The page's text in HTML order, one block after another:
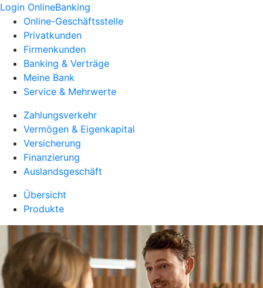
Login OnlineBanking
Online-Geschäftsstelle
Privatkunden
Firmenkunden
Banking & Verträge
Meine Bank
Service & Mehrwerte
Zahlungsverkehr
Vermögen & Eigenkapital
Versicherung
Finanzierung
Auslandsgeschäft
Übersicht
Produkte